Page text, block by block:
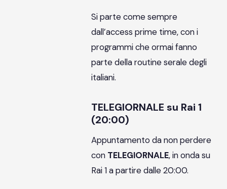
Si parte come sempre
dall’access prime time, con i
programmi che ormai fanno
parte della routine serale degli
italiani.
TELEGIORNALE su Rai 1
(20:00)
Appuntamento da non perdere
con TELEGIORNALE, in onda su
Rai 1 a partire dalle 20:00.